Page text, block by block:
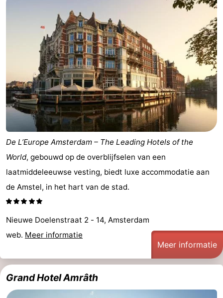
De L’Europe Amsterdam – The Leading Hotels of the
World, gebouwd op de overblijfselen van een
laatmiddeleeuwse vesting, biedt luxe accommodatie aan
de Amstel, in het hart van de stad.
Nieuwe Doelenstraat 2 - 14, Amsterdam
web. Meer informatie
Meer informatie
Grand Hotel Amrâth